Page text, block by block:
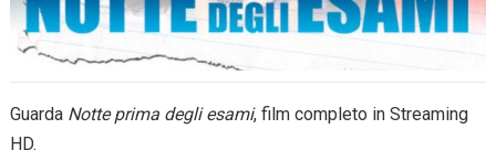
Guarda Notte prima degli esami, film completo in Streaming
HD.